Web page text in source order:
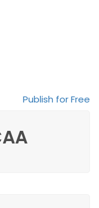
Publish for Free